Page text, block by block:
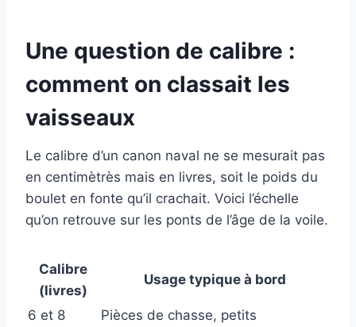
Une question de calibre :
comment on classait les
vaisseaux
Le calibre d’un canon naval ne se mesurait pas
en centimètrès mais en livres, soit le poids du
boulet en fonte qu’il crachait. Voici l’échelle
qu’on retrouve sur les ponts de l’âge de la voile.
Calibre
(livres)
Usage typique à bord
6 et 8
Pièces de chasse, petits